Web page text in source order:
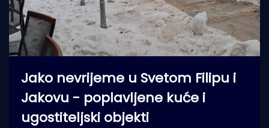
Jako nevrijeme u Svetom Filipu i
Jakovu - poplavljene kuće i
ugostiteljski objekti